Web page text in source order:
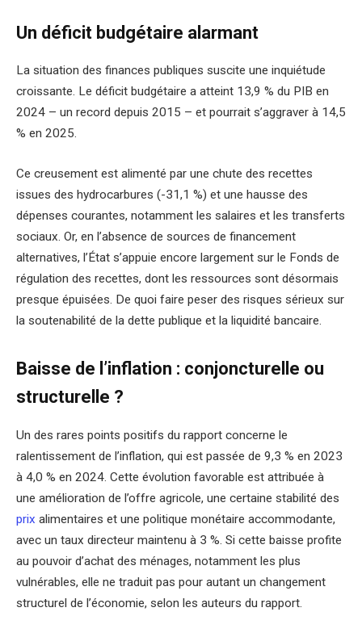
Un déficit budgétaire alarmant
La situation des finances publiques suscite une inquiétude
croissante. Le déficit budgétaire a atteint 13,9 % du PIB en
2024 – un record depuis 2015 – et pourrait s’aggraver à 14,5
% en 2025.
Ce creusement est alimenté par une chute des recettes
issues des hydrocarbures (-31,1 %) et une hausse des
dépenses courantes, notamment les salaires et les transferts
sociaux. Or, en l’absence de sources de financement
alternatives, l’État s’appuie encore largement sur le Fonds de
régulation des recettes, dont les ressources sont désormais
presque épuisées. De quoi faire peser des risques sérieux sur
la soutenabilité de la dette publique et la liquidité bancaire.
Baisse de l’inflation : conjoncturelle ou
structurelle ?
Un des rares points positifs du rapport concerne le
ralentissement de l’inflation, qui est passée de 9,3 % en 2023
à 4,0 % en 2024. Cette évolution favorable est attribuée à
une amélioration de l’offre agricole, une certaine stabilité des
prix alimentaires et une politique monétaire accommodante,
avec un taux directeur maintenu à 3 %. Si cette baisse profite
au pouvoir d’achat des ménages, notamment les plus
vulnérables, elle ne traduit pas pour autant un changement
structurel de l’économie, selon les auteurs du rapport.